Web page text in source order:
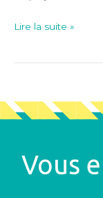
Lire la suite »
Vous